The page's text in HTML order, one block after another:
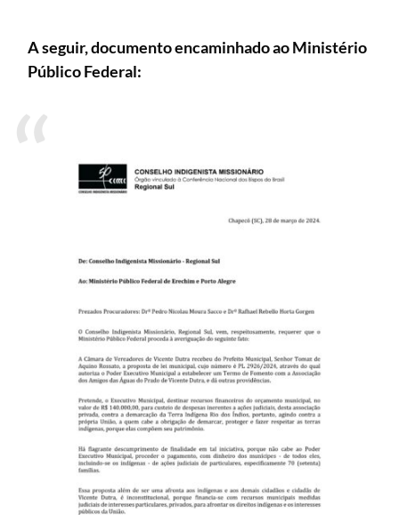
A seguir, documento encaminhado ao Ministério
Público Federal: